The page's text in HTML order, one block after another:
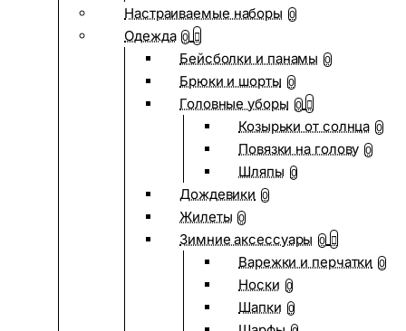
Настраиваемые наборы 0
Одежда 0
Бейсболки и панамы 0
Брюки и шорты 0
Головные уборы 0
Козырьки от солнца 0
Повязки на голову 0
Шляпы 0
Дождевики 0
Жилеты 0
Зимние аксессуары 0
Варежки и перчатки 0
Носки 0
Шапки 0